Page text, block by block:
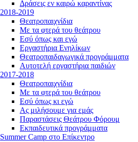
Δράσεις εν καιρώ καραντίνας
2018-2019
Θεατροπαιχνίδια
Με τα φτερά του θεάτρου
Εσύ όπως και εγώ
Εργαστήρια Ενηλίκων
Θεατροπαιδαγωγικά προγράμματα
Αυτοτελή εργαστήρια παιδιών
2017-2018
Θεατροπαιχνίδια
Με τα φτερά του θεάτρου
Εσύ όπως κι εγώ
Ας μιλήσουμε για εμάς
Παραστάσεις Θεάτρου Φόρουμ
Εκπαιδευτικά προγράμματα
Summer Camp στο Επίκεντρο